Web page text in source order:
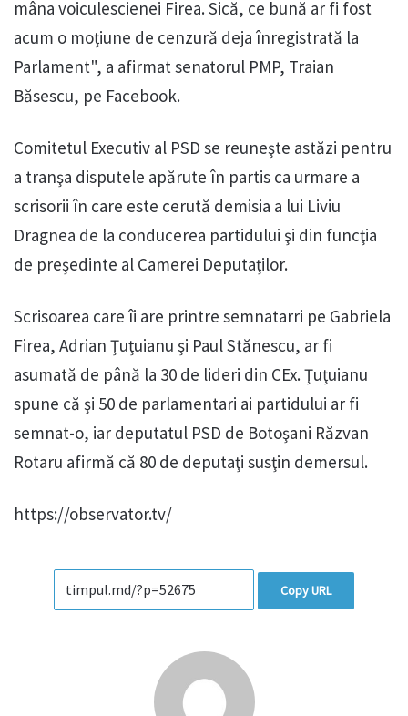
mâna voiculescienei Firea. Sică, ce bună ar fi fost
acum o moţiune de cenzură deja înregistrată la
Parlament", a afirmat senatorul PMP, Traian
Băsescu, pe Facebook.
Comitetul Executiv al PSD se reuneşte astăzi pentru
a tranşa disputele apărute în partis ca urmare a
scrisorii în care este cerută demisia a lui Liviu
Dragnea de la conducerea partidului şi din funcţia
de preşedinte al Camerei Deputaţilor.
Scrisoarea care îi are printre semnatarri pe Gabriela
Firea, Adrian Ţuţuianu şi Paul Stănescu, ar fi
asumată de până la 30 de lideri din CEx. Ţuţuianu
spune că şi 50 de parlamentari ai partidului ar fi
semnat-o, iar deputatul PSD de Botoşani Răzvan
Rotaru afirmă că 80 de deputaţi susţin demersul.
https://observator.tv/
Copy URL